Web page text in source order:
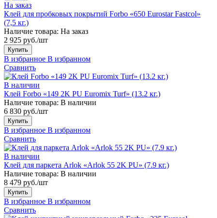
На заказ
Клей для пробковых покрытий Forbo «650 Eurostar Fastcol»
(7,5 кг.)
Наличие товара: На заказ
2 925 руб./шт
Купить
В избранное В избранном
Сравнить
В наличии
Клей Forbo «149 2K PU Euromix Turf» (13.2 кг.)
Наличие товара: В наличии
6 830 руб./шт
Купить
В избранное В избранном
Сравнить
В наличии
Клей для паркета Arlok «Arlok 55 2K PU» (7.9 кг.)
Наличие товара: В наличии
8 479 руб./шт
Купить
В избранное В избранном
Сравнить